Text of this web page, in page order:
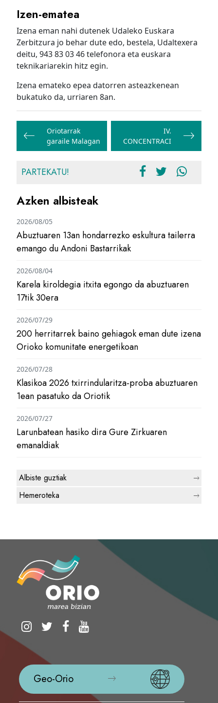
Izen-ematea
Izena eman nahi dutenek Udaleko Euskara
Zerbitzura jo behar dute edo, bestela, Udaltexera
deitu, 943 83 03 46 telefonora eta euskara
teknikariarekin hitz egin.
Izena emateko epea datorren asteazkenean
bukatuko da, urriaren 8an.
Bidalketetan
zehar
nabigatu
Oriotarrak
garaile Malagan
IV.
CONCENTRACI
PARTEKATU!
Azken albisteak
Abuztuaren 13an hondarrezko eskultura tailerra
emango du Andoni Bastarrikak
2026/08/05
Karela kiroldegia itxita egongo da abuztuaren
17tik 30era
2026/08/04
200 herritarrek baino gehiagok eman dute izena
Orioko komunitate energetikoan
2026/07/29
Klasikoa 2026 txirrindularitza-proba abuztuaren
1ean pasatuko da Oriotik
2026/07/28
Larunbatean hasiko dira Gure Zirkuaren
emanaldiak
2026/07/27
Albiste guztiak
Hemeroteka
Geo-Orio